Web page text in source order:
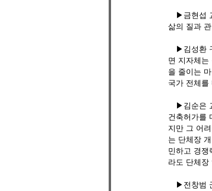
▶금현섭
삶의 질과
▶김성환
면 지자체는
을 줄이는
국가 전체를
▶김순은
건축허가를
지만 그 어
는 단체장
민하고 경쟁
라도 단체장
▶전창범